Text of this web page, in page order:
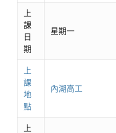
上
課
日
期
星期一
上
課
地
點
內湖高工
上